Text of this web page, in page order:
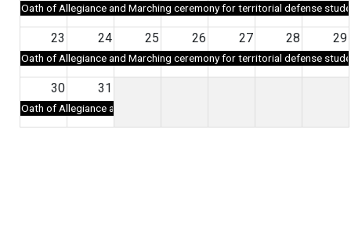
Oath of Allegiance and Marching ceremony for territorial defense
23 24 25 26 27 28 29
Oath of Allegiance and Marching ceremony for territorial defense
30 31
Oath of Allegiance and Marching ceremony for territorial defense